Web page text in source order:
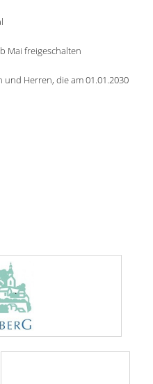
Mai freigeschalten
Herren, die am 01.01.2030